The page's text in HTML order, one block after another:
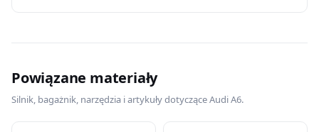
Powiązane materiały
Silnik, bagażnik, narzędzia i artykuły dotyczące Audi A6.